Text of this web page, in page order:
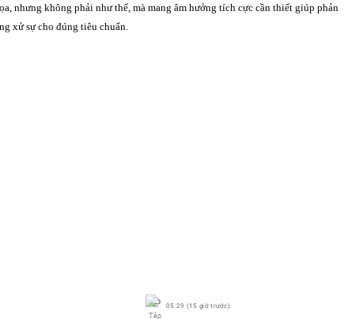
nhưng không phải như thế, mà mang âm hưởng tích cực cần thiết giúp phản
xử sự cho đúng tiêu chuẩn.
05:29 (15 giờ trước)